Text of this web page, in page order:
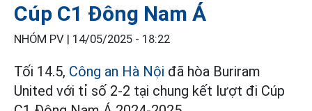
Cúp C1 Đông Nam Á
NHÓM PV | 14/05/2025 - 18:22
Tối 14.5, Công an Hà Nội đã hòa Buriram
United với tỉ số 2-2 tại chung kết lượt đi Cúp